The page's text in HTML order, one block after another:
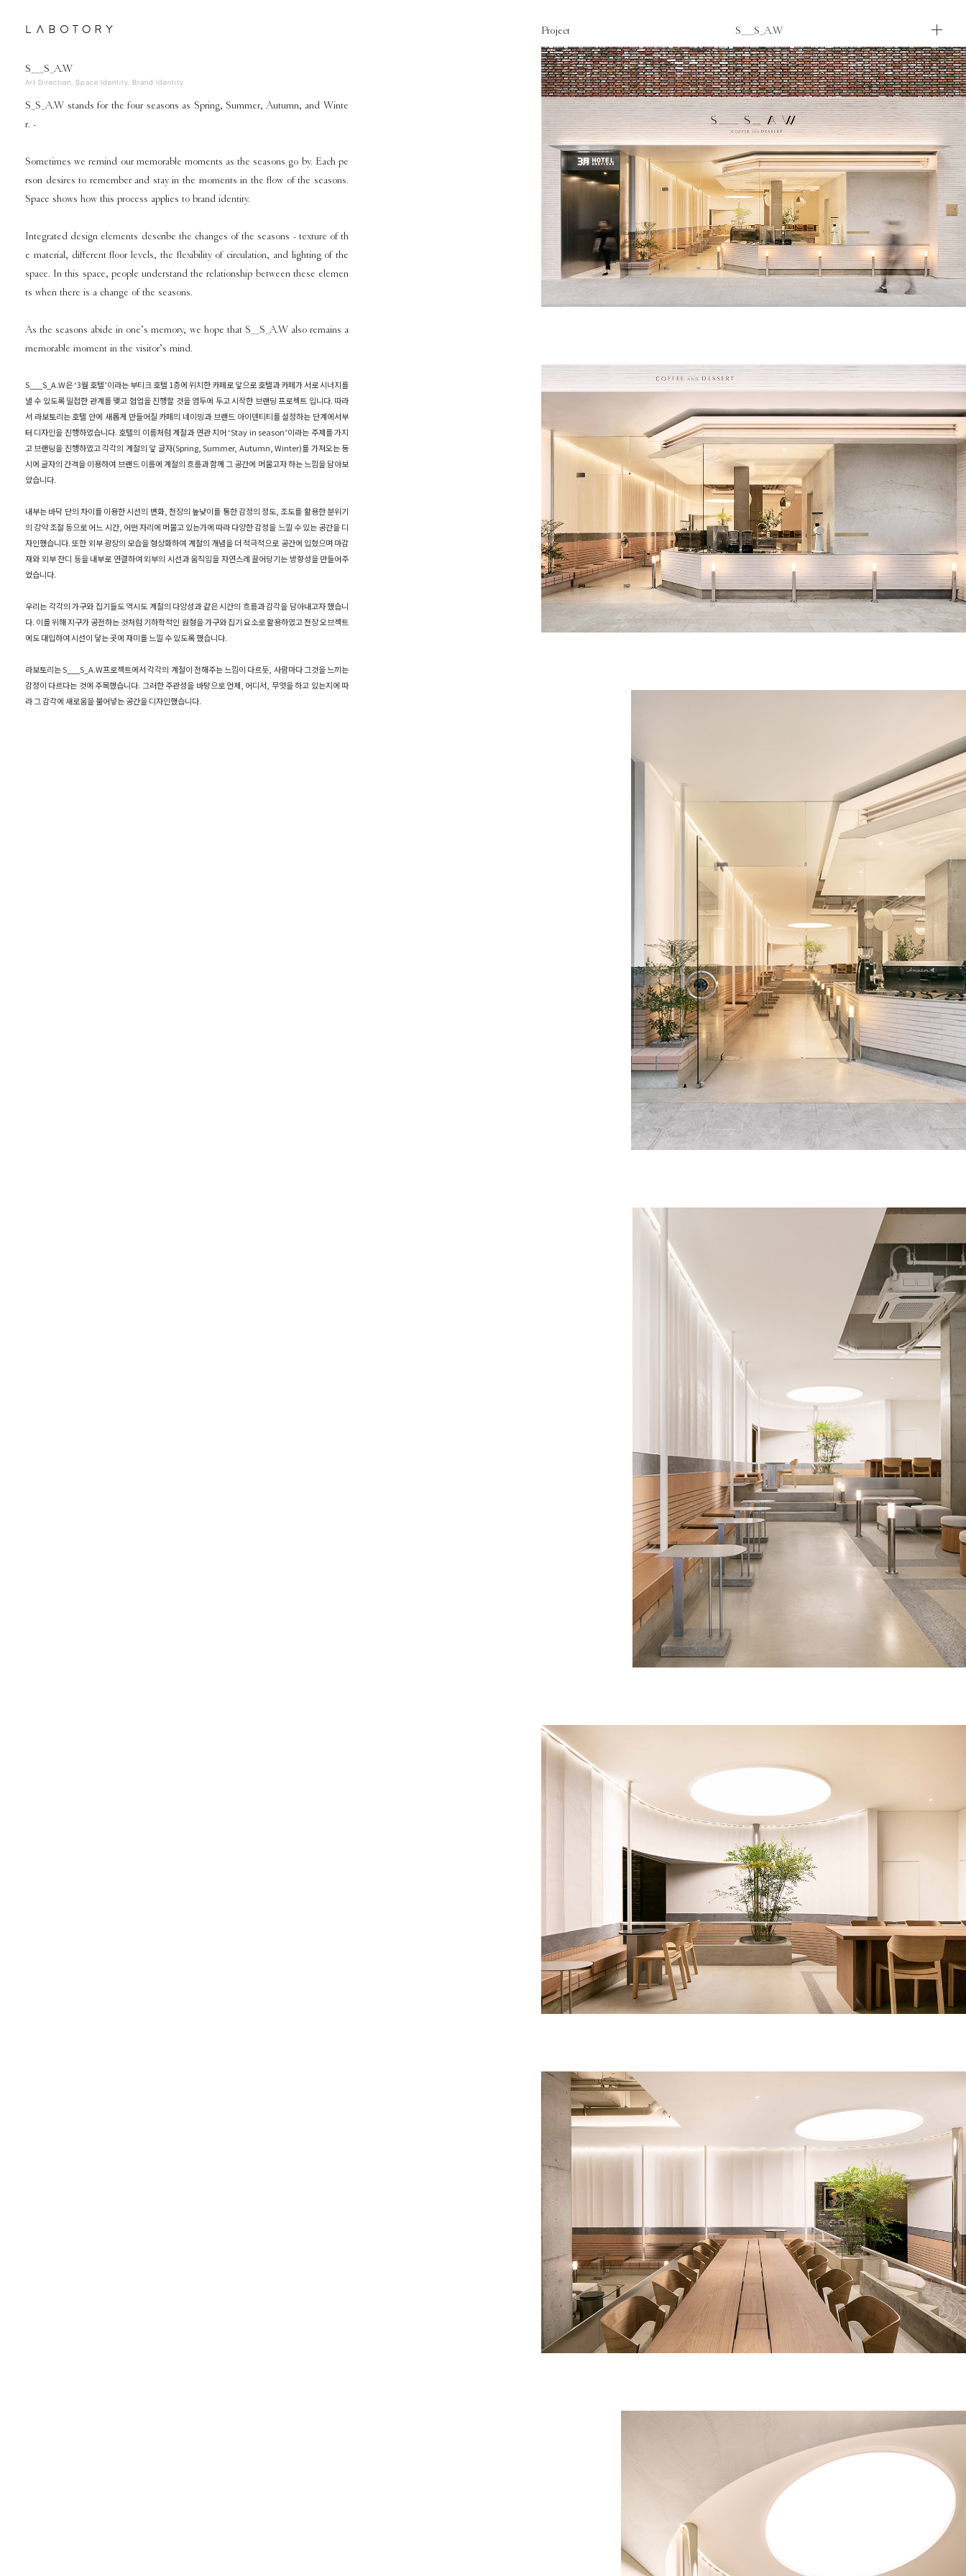
Project S___S_A.W
S___S_A.W
Art Direction, Space Identity, Brand Identity
S_S_A.W stands for the four seasons as Spring, Summer, Autumn, and Winte
r. -
Sometimes we remind our memorable moments as the seasons go by. Each pe
rson desires to remember and stay in the moments in the flow of the seasons.
Space shows how this process applies to brand identity.
Integrated design elements describe the changes of the seasons - texture of th
e material, different floor levels, the flexibility of circulation, and lighting of the
space. In this space, people understand the relationship between these elemen
ts when there is a change of the seasons.
As the seasons abide in one’s memory, we hope that S__S_A.W also remains a
memorable moment in the visitor’s mind.
S___S_A.W은 ‘3월 호텔’이라는 부티크 호텔 1층에 위치한 카페로 앞으로 호텔과 카페가 서로 시너지를
낼 수 있도록 밀접한 관계를 맺고 협업을 진행할 것을 염두에 두고 시작한 브랜딩 프로젝트 입니다. 따라
서 라보토리는 호텔 안에 새롭게 만들어질 카페의 네이밍과 브랜드 아이덴티티를 설정하는 단계에서부
터 디자인을 진행하였습니다. 호텔의 이름처럼 계절과 연관 지어 ‘Stay in season’이라는 주제를 가지
고 브랜딩을 진행하였고 각각의 계절의 앞 글자(Spring, Summer, Autumn, Winter)를 가져오는 동
시에 글자의 간격을 이용하여 브랜드 이름에 계절의 흐름과 함께 그 공간에 머물고자 하는 느낌을 담아보
았습니다.
내부는 바닥 단의 차이를 이용한 시선의 변화, 천장의 높낮이를 통한 감정의 정도, 조도를 활용한 분위기
의 강약 조절 등으로 어느 시간, 어떤 자리에 머물고 있는가에 따라 다양한 감정을 느낄 수 있는 공간을 디
자인했습니다. 또한 외부 광장의 모습을 형상화하여 계절의 개념을 더 적극적으로 공간에 입혔으며 마감
재와 외부 잔디 등을 내부로 연결하여 외부의 시선과 움직임을 자연스레 끌어당기는 방향성을 만들어주
었습니다.
우리는 각각의 가구와 집기들도 역시도 계절의 다양성과 같은 시간의 흐름과 감각을 담아내고자 했습니
다. 이를 위해 지구가 공전하는 것처럼 기하학적인 원형을 가구와 집기 요소로 활용하였고 천장 오브젝트
에도 대입하여 시선이 닿는 곳에 재미를 느낄 수 있도록 했습니다.
라보토리는 S___S_A.W프로젝트에서 각각의 계절이 전해주는 느낌이 다르듯, 사람마다 그것을 느끼는
감정이 다르다는 것에 주목했습니다. 그러한 주관성을 바탕으로 언제, 어디서, 무엇을 하고 있는지에 따
라 그 감각에 새로움을 불어넣는 공간을 디자인했습니다.